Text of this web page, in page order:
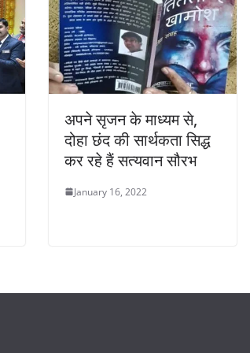
अपने सृजन के माध्यम से,
दोहा छंद की सार्थकता सिद्ध
कर रहे हैं सत्यवान सौरभ
January 16, 2022